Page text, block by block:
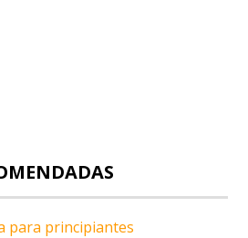
para principiantes